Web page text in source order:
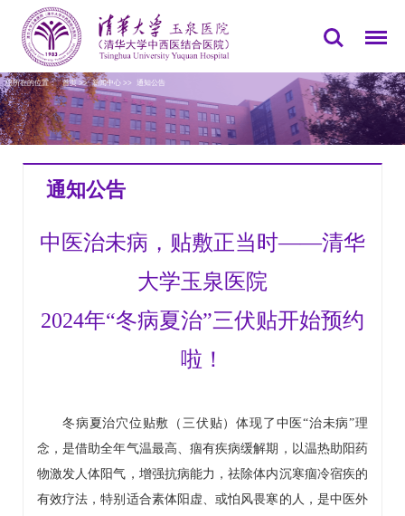
您所在的位置： 首页 >> 新闻中心>> 通知公告
通知公告
中医治未病，贴敷正当时——清华
大学玉泉医院
2024年“冬病夏治”三伏贴开始预约
啦！
冬病夏治穴位贴敷（三伏贴）体现了中医“治未病”理
念，是借助全年气温最高、痼有疾病缓解期，以温热助阳药
物激发人体阳气，增强抗病能力，祛除体内沉寒痼冷宿疾的
有效疗法，特别适合素体阳虚、或怕风畏寒的人，是中医外